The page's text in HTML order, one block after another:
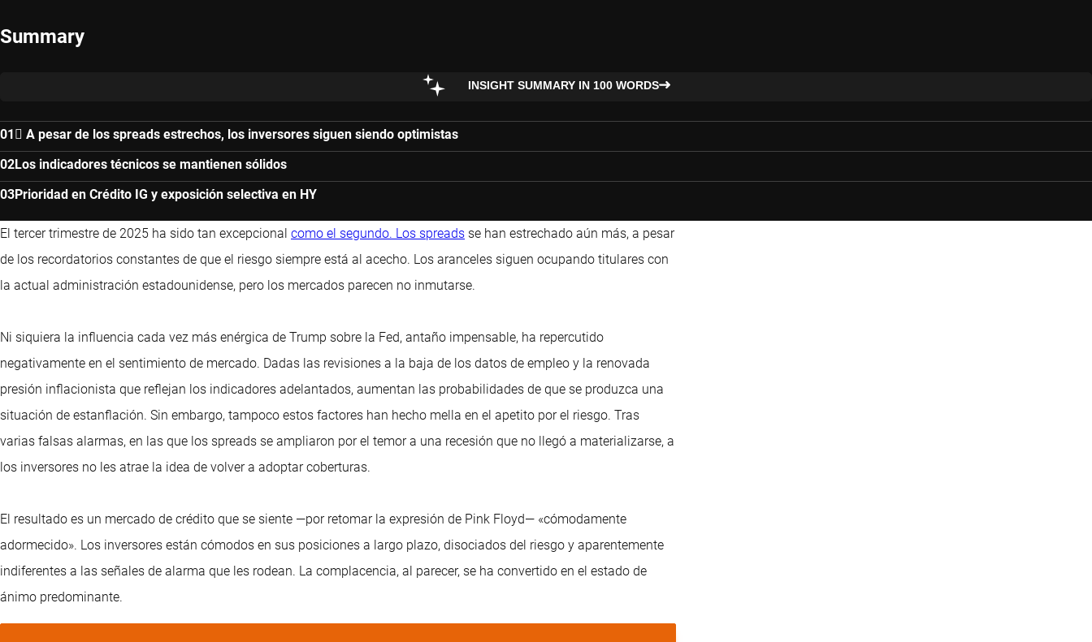
Summary
INSIGHT SUMMARY IN 100 WORDS
 A pesar de los spreads estrechos, los inversores siguen siendo optimistas
Los indicadores técnicos se mantienen sólidos
Prioridad en Crédito IG y exposición selectiva en HY
El tercer trimestre de 2025 ha sido tan excepcional como el segundo. Los spreads se han estrechado aún más, a pesar
de los recordatorios constantes de que el riesgo siempre está al acecho. Los aranceles siguen ocupando titulares con
la actual administración estadounidense, pero los mercados parecen no inmutarse.
Ni siquiera la influencia cada vez más enérgica de Trump sobre la Fed, antaño impensable, ha repercutido
negativamente en el sentimiento de mercado. Dadas las revisiones a la baja de los datos de empleo y la renovada
presión inflacionista que reflejan los indicadores adelantados, aumentan las probabilidades de que se produzca una
situación de estanflación. Sin embargo, tampoco estos factores han hecho mella en el apetito por el riesgo. Tras
varias falsas alarmas, en las que los spreads se ampliaron por el temor a una recesión que no llegó a materializarse, a
los inversores no les atrae la idea de volver a adoptar coberturas.
El resultado es un mercado de crédito que se siente —por retomar la expresión de Pink Floyd— «cómodamente
adormecido». Los inversores están cómodos en sus posiciones a largo plazo, disociados del riesgo y aparentemente
indiferentes a las señales de alarma que les rodean. La complacencia, al parecer, se ha convertido en el estado de
ánimo predominante.